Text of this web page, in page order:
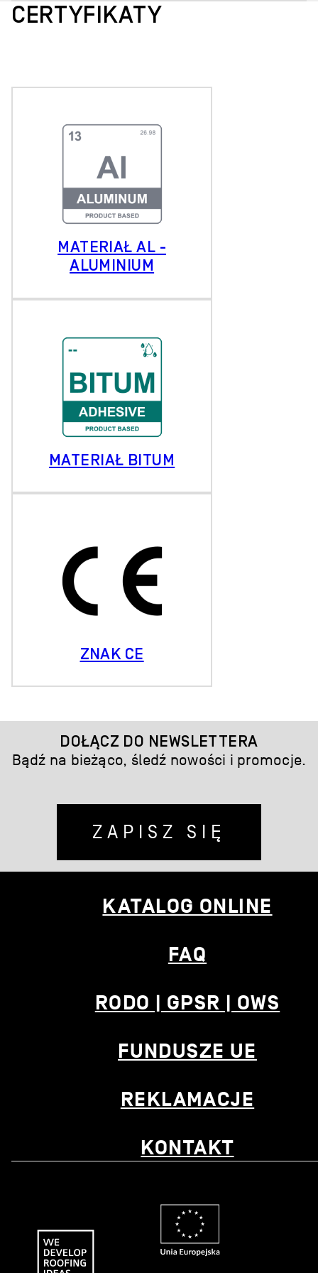
CERTYFIKATY
MATERIAŁ AL -
ALUMINIUM
MATERIAŁ BITUM
ZNAK CE
DOŁĄCZ DO NEWSLETTERA
Bądź na bieżąco, śledź nowości i promocje.
ZAPISZ SIĘ
KATALOG ONLINE
FAQ
RODO | GPSR | OWS
FUNDUSZE UE
REKLAMACJE
KONTAKT